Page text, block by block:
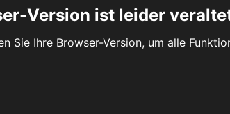
Version ist leider
Sie Ihre Browser-Version, um alle